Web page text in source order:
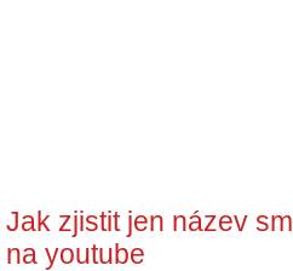
Jak zjistit jen název
na youtube